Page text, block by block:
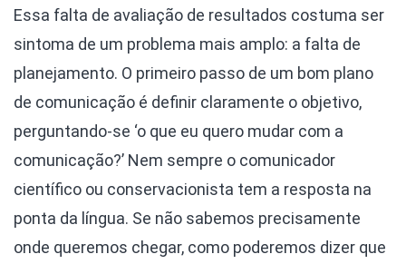
Essa falta de avaliação de resultados costuma ser
sintoma de um problema mais amplo: a falta de
planejamento. O primeiro passo de um bom plano
de comunicação é definir claramente o objetivo,
perguntando-se ‘o que eu quero mudar com a
comunicação?’ Nem sempre o comunicador
científico ou conservacionista tem a resposta na
ponta da língua. Se não sabemos precisamente
onde queremos chegar, como poderemos dizer que